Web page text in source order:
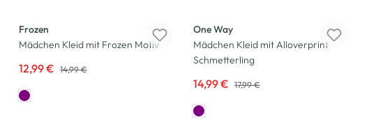
Frozen
Mädchen Kleid mit Frozen Motiv
12,99 € 14,99 €
One Way
Mädchen Kleid mit Alloverprint
Schmetterling
14,99 € 17,99 €